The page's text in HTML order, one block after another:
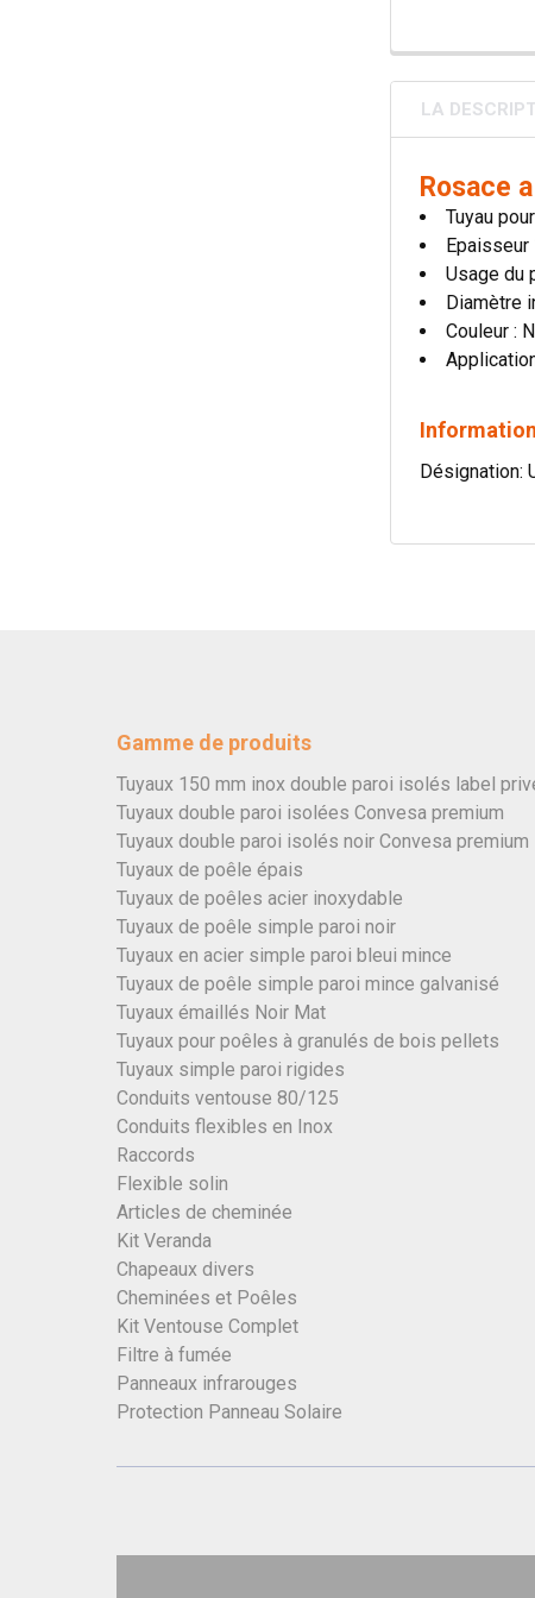
LA
Rosace
Tuyau
Epaisseur
Usage du
Diamètre
Couleur :
Désignation:
Gamme de produits
Tuyaux 150 mm inox double paroi isolés label
Tuyaux double paroi isolées Convesa premium
Tuyaux double paroi isolés noir Convesa premium
Tuyaux de poêle épais
Tuyaux de poêles acier inoxydable
Tuyaux de poêle simple paroi noir
Tuyaux en acier simple paroi bleui mince
Tuyaux de poêle simple paroi mince galvanisé
Tuyaux émaillés Noir Mat
Tuyaux pour poêles à granulés de bois pellets
Tuyaux simple paroi rigides
Conduits ventouse 80/125
Conduits flexibles en Inox
Raccords
Flexible solin
Articles de cheminée
Kit Veranda
Chapeaux divers
Cheminées et Poêles
Kit Ventouse Complet
Filtre à fumée
Panneaux infrarouges
Protection Panneau Solaire